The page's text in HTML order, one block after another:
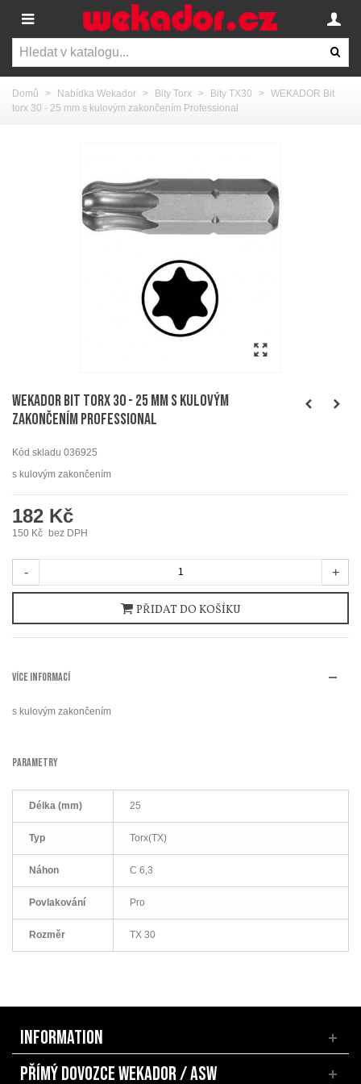
Domů > Nabídka Wekador > Bity Torx > Bity TX30 > WEKADOR Bit
torx 30 - 25 mm s kulovým zakončením Professional
WEKADOR Bit torx 30 - 25 mm s kulovým
zakončením Professional
Kód skladu 036925
s kulovým zakončením
182 Kč
150 Kč bez DPH
- +
PŘIDAT DO KOŠÍKU
VÍCE INFORMACÍ
s kulovým zakončením
PARAMETRY
Délka (mm) 25
Typ Torx(TX)
Náhon C 6,3
Povlakování Pro
Rozměr TX 30
INFORMATION
PŘÍMÝ DOVOZCE WEKADOR / ASW